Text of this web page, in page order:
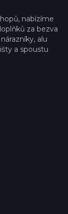
nabízíme
za bezva
alu
a spoustu